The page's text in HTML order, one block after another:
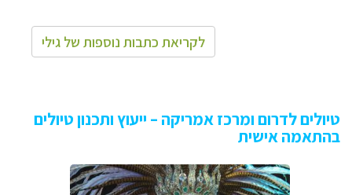
לקריאת כתבות נוספות של גילי
טיולים לדרום ומרכז אמריקה – ייעוץ ותכנון טיולים
בהתאמה אישית